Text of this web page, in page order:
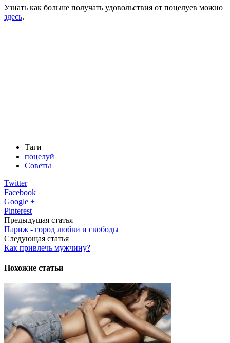
Узнать как больше получать удовольствия от поцелуев можно
здесь.
Таги
поцелуй
Советы
Twitter
Facebook
Google +
Pinterest
Предыдущая статья
Париж - город любви и свободы
Следующая статья
Как привлечь мужчину?
Похожие статьи